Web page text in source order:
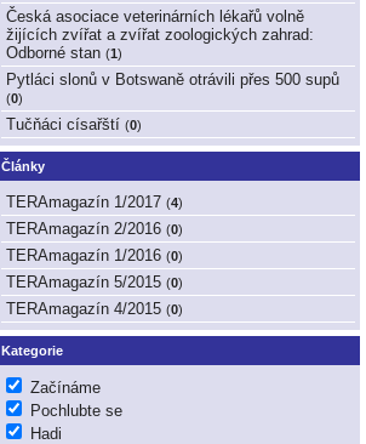
Česká asociace veterinárních lékařů volně
žijících zvířat a zvířat zoologických zahrad:
Odborné stan (1)
Pytláci slonů v Botswaně otrávili přes 500 supů
(0)
Tučňáci císařští (0)
Články
TERAmagazín 1/2017 (4)
TERAmagazín 2/2016 (0)
TERAmagazín 1/2016 (0)
TERAmagazín 5/2015 (0)
TERAmagazín 4/2015 (0)
Kategorie
Začínáme
Pochlubte se
Hadi